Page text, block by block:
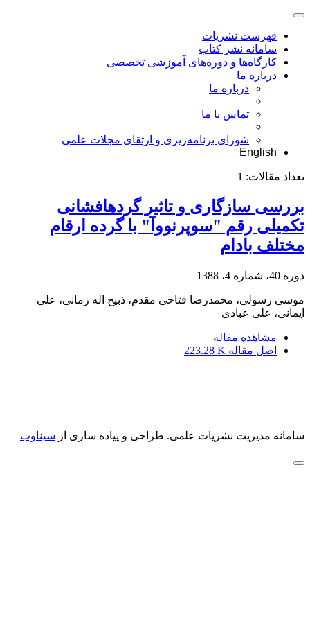
فهرست نشریات
سامانه نشر کتاب
کارگاه‌ها و دوره‌های آموزشی تخصصی
درباره ما
درباره ما
تماس با ما
شورای برنامه‌ریزی و ارتقای مجلات علمی
English
تعداد مقالات: 1
بررسی سازگاری و تاثیر گرده‎افشانی
تکمیلی رقم "سوپرنووآ" با گرده ارقام
مختلف بادام
دوره 40، شماره 4، 1388
موسی رسولی، محمدرضا فتاحی مقدم، ذبیح اله زمانی، علی
ایمانی، علی عبادی
مشاهده مقاله
اصل مقاله 223.28 K
سامانه مدیریت نشریات علمی. طراحی و پیاده سازی از سیناوب